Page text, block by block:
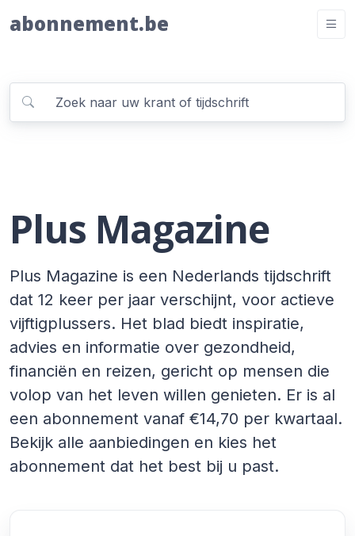
abonnement.be
Plus Magazine
Plus Magazine is een Nederlands tijdschrift
dat 12 keer per jaar verschijnt, voor actieve
vijftigplussers. Het blad biedt inspiratie,
advies en informatie over gezondheid,
financiën en reizen, gericht op mensen die
volop van het leven willen genieten. Er is al
een abonnement vanaf €14,70 per kwartaal.
Bekijk alle aanbiedingen en kies het
abonnement dat het best bij u past.